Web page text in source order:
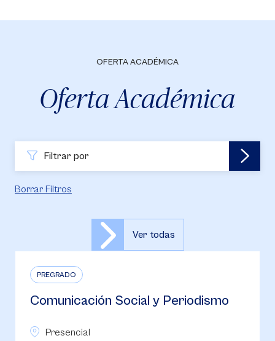
OFERTA ACADÉMICA
Oferta Académica
Filtrar por
Borrar Filtros
Ver todas
PREGRADO
Comunicación Social y Periodismo
Presencial